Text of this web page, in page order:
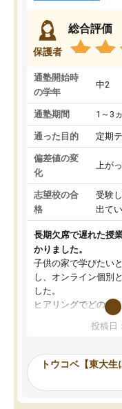
保護者
総合評価
通塾開始時
の学年
中2
通塾期間 1～3
通った目的 定期
偏差値の変
化
上が
志望校の合
格
受験
出て
長期欠席で遅れた授
かりました。
子供の家で学びたい
し、オンライン個別
した。
ヒアリングでどのよ
か、オプションは付
事が出来ました。
ーティングを行い、
見てから講師を決定
す。
投稿日
トウコベ【東大